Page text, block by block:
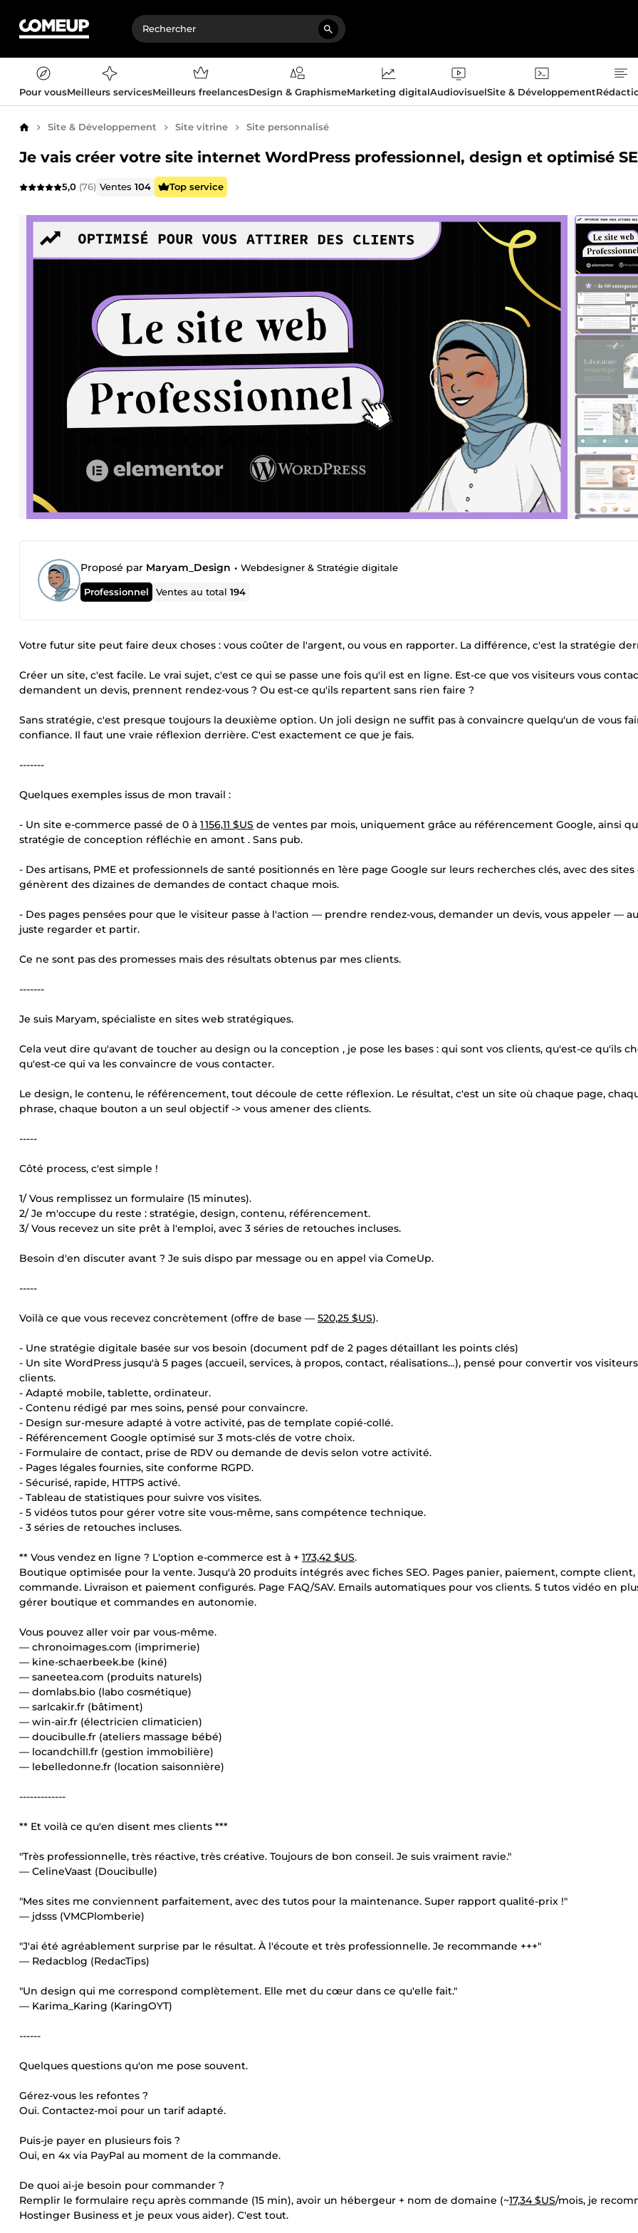
Pour vousMeilleurs servicesMeilleurs freelancesDesign & GraphismeMarketing digitalAudiovisuelSite & Développement
AccueilSite & Développement Site vitrine Site personnalisé
Je vais créer votre site internet WordPress professionnel, design et optimisé
5,0 (76) Ventes104 Top service
Proposé par Maryam_Design • Webdesigner & Stratégie digitale
Professionnel Ventes au total194
Votre futur site peut faire deux choses : vous coûter de l'argent, ou vous en rapporter. La différence, c'est la stratégie
Créer un site, c'est facile. Le vrai sujet, c'est ce qui se passe une fois qu'il est en ligne. Est-ce que vos visiteurs vous
demandent un devis, prennent rendez-vous ? Ou est-ce qu'ils repartent sans rien faire ?
Sans stratégie, c'est presque toujours la deuxième option. Un joli design ne suffit pas à convaincre quelqu'un de vous
confiance. Il faut une vraie réflexion derrière. C'est exactement ce que je fais.
-------
Quelques exemples issus de mon travail :
- Un site e-commerce passé de 0 à 1 156,11 $US de ventes par mois, uniquement grâce au référencement Google, ainsi
stratégie de conception réfléchie en amont . Sans pub.
- Des artisans, PME et professionnels de santé positionnés en 1ère page Google sur leurs recherches clés, avec des
génèrent des dizaines de demandes de contact chaque mois.
- Des pages pensées pour que le visiteur passe à l'action — prendre rendez-vous, demander un devis, vous appeler —
juste regarder et partir.
Ce ne sont pas des promesses mais des résultats obtenus par mes clients.
-------
Je suis Maryam, spécialiste en sites web stratégiques.
Cela veut dire qu'avant de toucher au design ou la conception , je pose les bases : qui sont vos clients, qu'est-ce qu'ils
qu'est-ce qui va les convaincre de vous contacter.
Le design, le contenu, le référencement, tout découle de cette réflexion. Le résultat, c'est un site où chaque page,
phrase, chaque bouton a un seul objectif -> vous amener des clients.
-----
Côté process, c'est simple !
1/ Vous remplissez un formulaire (15 minutes).
2/ Je m'occupe du reste : stratégie, design, contenu, référencement.
3/ Vous recevez un site prêt à l'emploi, avec 3 séries de retouches incluses.
Besoin d'en discuter avant ? Je suis dispo par message ou en appel via ComeUp.
-----
Voilà ce que vous recevez concrètement (offre de base — 520,25 $US).
- Une stratégie digitale basée sur vos besoin (document pdf de 2 pages détaillant les points clés)
- Un site WordPress jusqu'à 5 pages (accueil, services, à propos, contact, réalisations…), pensé pour convertir vos
clients.
- Adapté mobile, tablette, ordinateur.
- Contenu rédigé par mes soins, pensé pour convaincre.
- Design sur-mesure adapté à votre activité, pas de template copié-collé.
- Référencement Google optimisé sur 3 mots-clés de votre choix.
- Formulaire de contact, prise de RDV ou demande de devis selon votre activité.
- Pages légales fournies, site conforme RGPD.
- Sécurisé, rapide, HTTPS activé.
- Tableau de statistiques pour suivre vos visites.
- 5 vidéos tutos pour gérer votre site vous-même, sans compétence technique.
- 3 séries de retouches incluses.
** Vous vendez en ligne ? L'option e-commerce est à + 173,42 $US.
Boutique optimisée pour la vente. Jusqu'à 20 produits intégrés avec fiches SEO. Pages panier, paiement, compte client,
commande. Livraison et paiement configurés. Page FAQ/SAV. Emails automatiques pour vos clients. 5 tutos vidéo en
gérer boutique et commandes en autonomie.
Vous pouvez aller voir par vous-même.
— chronoimages.com (imprimerie)
— kine-schaerbeek.be (kiné)
— saneetea.com (produits naturels)
— domlabs.bio (labo cosmétique)
— sarlcakir.fr (bâtiment)
— win-air.fr (électricien climaticien)
— doucibulle.fr (ateliers massage bébé)
— locandchill.fr (gestion immobilière)
— lebelledonne.fr (location saisonnière)
-------------
** Et voilà ce qu'en disent mes clients ***
"Très professionnelle, très réactive, très créative. Toujours de bon conseil. Je suis vraiment ravie."
— CelineVaast (Doucibulle)
"Mes sites me conviennent parfaitement, avec des tutos pour la maintenance. Super rapport qualité-prix !"
— jdsss (VMCPlomberie)
"J'ai été agréablement surprise par le résultat. À l'écoute et très professionnelle. Je recommande +++"
— Redacblog (RedacTips)
"Un design qui me correspond complètement. Elle met du cœur dans ce qu'elle fait."
— Karima_Karing (KaringOYT)
------
Quelques questions qu'on me pose souvent.
Gérez-vous les refontes ?
Oui. Contactez-moi pour un tarif adapté.
Puis-je payer en plusieurs fois ?
Oui, en 4x via PayPal au moment de la commande.
De quoi ai-je besoin pour commander ?
Remplir le formulaire reçu après commande (15 min), avoir un hébergeur + nom de domaine (~17,34 $US/mois, je
Hostinger Business et je peux vous aider). C'est tout.